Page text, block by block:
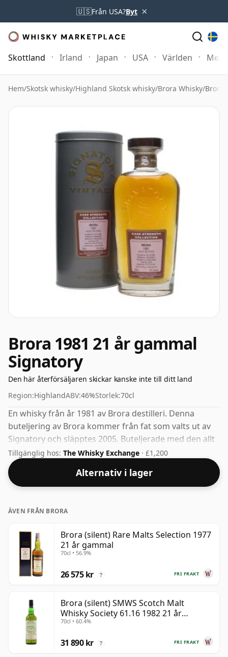
🇺🇸Från USA?Byt ×
Skottland Irland Japan USA Världen Mer
Hem/Skotsk whisky/Highland Skotsk whisky/Brora Whisky/Brora
Brora 1981 21 år gammal
Signatory
Den här återförsäljaren skickar kanske inte till ditt land
Region:HighlandABV:46%Storlek:70cl
En whisky från år 1981 av Brora destilleri. Denna
buteljering av Brora kommer från fat som valts ut av
Signatory och släpptes 2005. Buteljerade med den allt
populärare styrkan på 46 %, vilket är ett respektabelt
dricksvatten.
Tillgänglig hos: The Whisky Exchange · £1,200
Alternativ i lager
ÄVEN FRÅN BRORA
Brora (silent) Rare Malts Selection 1977
21 år gammal
70cl • 56.9%
FRI FRAKT
26 575 kr ?
Brora (silent) SMWS Scotch Malt
Whisky Society 61.16 1982 21 år
gammal
70cl • 60.4%
FRI FRAKT
31 890 kr ?